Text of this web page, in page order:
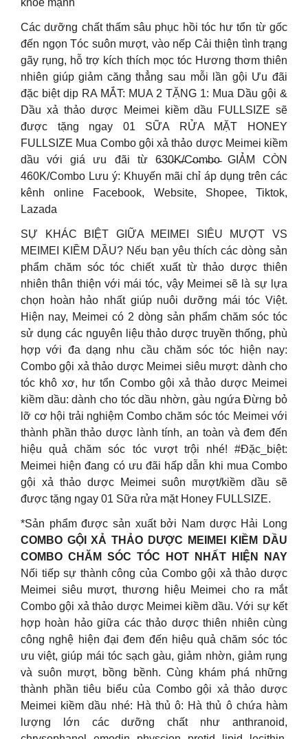
khỏe mạnh
Các dưỡng chất thấm sâu phục hồi tóc hư tổn từ gốc
đến ngọn Tóc suôn mượt, vào nếp Cải thiện tình trạng
gãy rụng, hỗ trợ kích thích mọc tóc Hương thơm thiên
nhiên giúp giảm căng thẳng sau mỗi lần gội Ưu đãi
đặc biệt dịp RA MẮT: MUA 2 TẶNG 1: Mua Dầu gội &
Dầu xả thảo dược Meimei kiềm dầu FULLSIZE sẽ
được tặng ngay 01 SỮA RỬA MẶT HONEY
FULLSIZE Mua Combo gội xả thảo dược Meimei kiềm
dầu với giá ưu đãi từ 6̵3̵0̵K̵/̵C̵o̵m̵b̵o̵ GIẢM CÒN
460K/Combo Lưu ý: Khuyến mãi chỉ áp dụng trên các
kênh online Facebook, Website, Shopee, Tiktok,
Lazada
SỰ KHÁC BIỆT GIỮA MEIMEI SIÊU MƯỢT VS
MEIMEI KIỀM DẦU? Nếu bạn yêu thích các dòng sản
phẩm chăm sóc tóc chiết xuất từ thảo dược thiên
nhiên thân thiện với mái tóc, vậy Meimei sẽ là sự lựa
chọn hoàn hảo nhất giúp nuôi dưỡng mái tóc Việt.
Hiện nay, Meimei có 2 dòng sản phẩm chăm sóc tóc
sử dụng các nguyên liệu thảo dược truyền thống, phù
hợp với đa dạng nhu cầu chăm sóc tóc hiện nay:
Combo gội xả thảo dược Meimei siêu mượt: dành cho
tóc khô xơ, hư tổn Combo gội xả thảo dược Meimei
kiềm dầu: dành cho tóc dầu nhờn, gàu ngứa Đừng bỏ
lỡ cơ hội trải nghiệm Combo chăm sóc tóc Meimei với
thành phần thảo dược lành tính, an toàn và đem đến
hiệu quả chăm sóc tóc vượt trội nhé! #Đặc_biệt:
Meimei hiện đang có ưu đãi hấp dẫn khi mua Combo
gội xả thảo dược Meimei suôn mượt/kiềm dầu sẽ
được tặng ngay 01 Sữa rửa mặt Honey FULLSIZE.
*Sản phẩm được sản xuất bởi Nam dược Hải Long
COMBO GỘI XẢ THẢO DƯỢC MEIMEI KIỀM DẦU
COMBO CHĂM SÓC TÓC HOT NHẤT HIỆN NAY
Nối tiếp sự thành công của Combo gội xả thảo dược
Meimei siêu mượt, thương hiệu Meimei cho ra mắt
Combo gội xả thảo dược Meimei kiềm dầu. Với sự kết
hợp hoàn hảo giữa các thảo dược thiên nhiên cùng
công nghệ hiện đại đem đến hiệu quả chăm sóc tóc
ưu việt, giúp mái tóc sạch gàu, giảm nhờn, giảm rụng
và suôn mượt, bồng bềnh. Cùng khám phá những
thành phần tiêu biểu của Combo gội xả thảo dược
Meimei kiềm dầu nhé: Hà thủ ô: Hà thủ ô chứa hàm
lượng lớn các dưỡng chất như anthranoid,